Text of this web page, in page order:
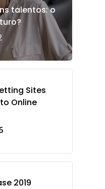
talentos: o
Sites
Online
2019